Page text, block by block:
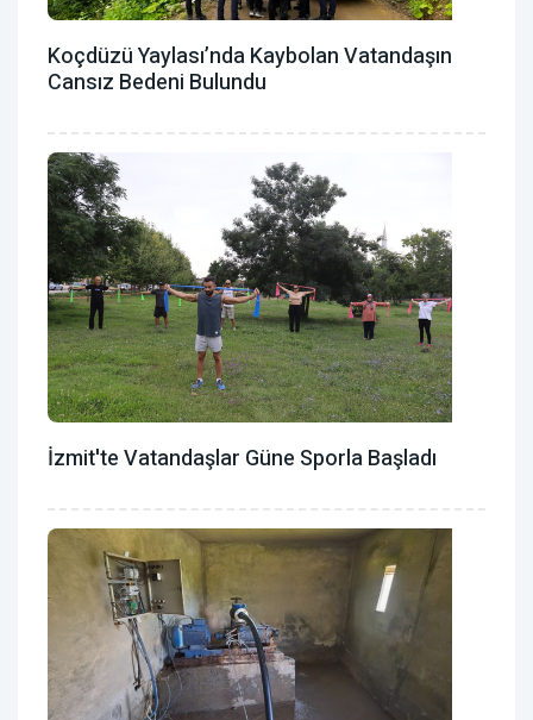
Koçdüzü Yaylası’nda Kaybolan Vatandaşın
Cansız Bedeni Bulundu
İzmit'te Vatandaşlar Güne Sporla Başladı